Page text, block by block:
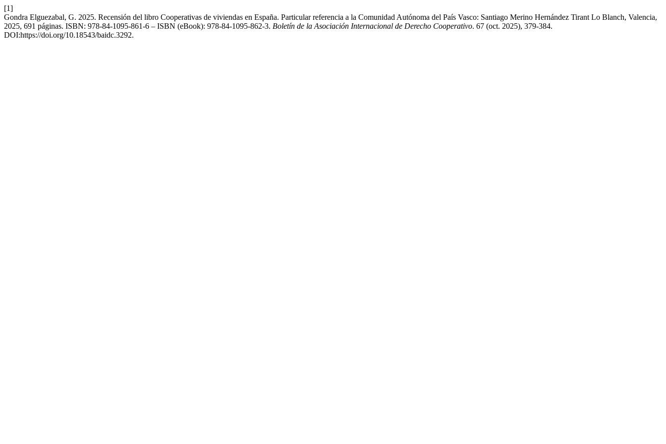
[1]
Gondra Elguezabal, G. 2025. Recensión del libro Cooperativas de viviendas en España. Particular referencia a la Comunidad Autónoma del País Vasco: Santiago Merino Hernández Tirant Lo Blanch, Valencia,
2025, 691 páginas. ISBN: 978-84-1095-861-6 – ISBN (eBook): 978-84-1095-862-3. Boletín de la Asociación Internacional de Derecho Cooperativo. 67 (oct. 2025), 379-384.
DOI:https://doi.org/10.18543/baidc.3292.